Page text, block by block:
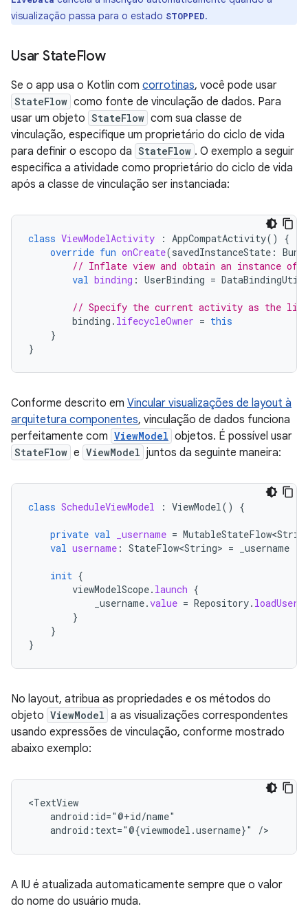
visualização passa para o estado STOPPED.
Usar StateFlow
Se o app usa o Kotlin com corrotinas, você pode usar
StateFlow como fonte de vinculação de dados. Para
usar um objeto StateFlow com sua classe de
vinculação, especifique um proprietário do ciclo de vida
para definir o escopo da StateFlow . O exemplo a seguir
especifica a atividade como proprietário do ciclo de vida
após a classe de vinculação ser instanciada:
class ViewModelActivity : AppCompatActivity()
{
override fun onCreate(savedInstanceState :
// Inflate view and obtain an instance of
val binding : UserBinding = DataBindingUtil
// Specify the current activity as the
binding . lifecycleOwner = this
}
}
Conforme descrito em Vincular visualizações de layout à
arquitetura componentes, vinculação de dados funciona
perfeitamente com ViewModel objetos. É possível usar
StateFlow e ViewModel juntos da seguinte maneira:
class ScheduleViewModel : ViewModel() {
private val _username =
val username : StateFlow<String> = _username
init {
viewModelScope. launch {
_username.value = Repository.
}
}
}
No layout, atribua as propriedades e os métodos do
objeto ViewModel a as visualizações correspondentes
usando expressões de vinculação, conforme mostrado
abaixo exemplo:
android:text="@{viewmodel.username}"
A IU é atualizada automaticamente sempre que o valor
do nome do usuário muda.